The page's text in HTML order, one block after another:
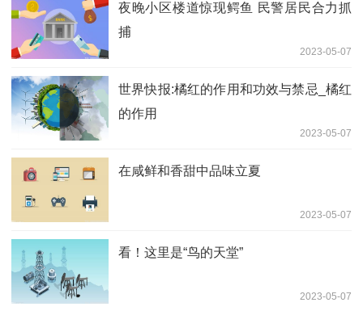
夜晚小区楼道惊现鳄鱼 民警居民合力抓
捕
2023-05-07
世界快报:橘红的作用和功效与禁忌_橘红
的作用
2023-05-07
在咸鲜和香甜中品味立夏
2023-05-07
看！这里是“鸟的天堂”
2023-05-07